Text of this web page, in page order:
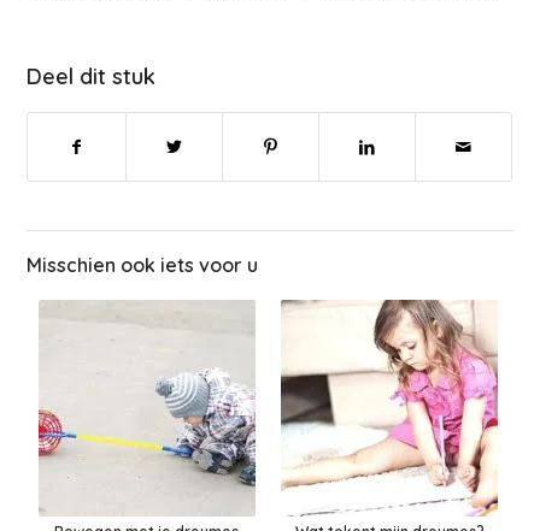
Deel dit stuk
Misschien ook iets voor u